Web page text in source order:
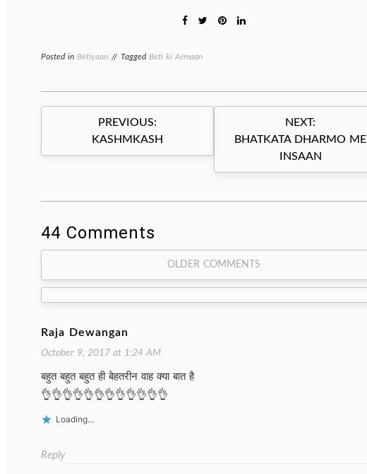
Posted in Betiyaan Tagged Beti ki Armaan
Post
navigation
PREVIOUS:
KASHMKASH
NEXT:
BHATKATA DHARMO ME
INSAAN
44 Comments
navigation
OLDER COMMENTS
Raja Dewangan
October 9, 2017 at 1:24 AM
बहुत बहुत बहुत ही बेहतरीन वाह क्या बात है
👌👌👌👌👌👌👌👌👌👌👌👌
Loading...
Reply